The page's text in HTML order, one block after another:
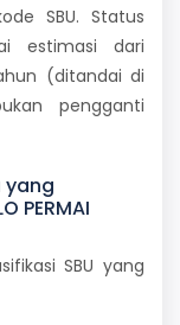
SBU. Status
estimasi dari
(ditandai di
pengganti
yang
PERMAI
SBU yang